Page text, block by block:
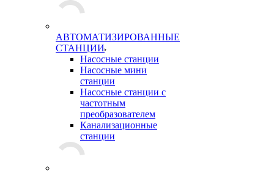
АВТОМАТИЗИРОВАННЫЕ
СТАНЦИИ
Насосные станции
Насосные мини
станции
Насосные станции с
частотным
преобразователем
Канализационные
станции